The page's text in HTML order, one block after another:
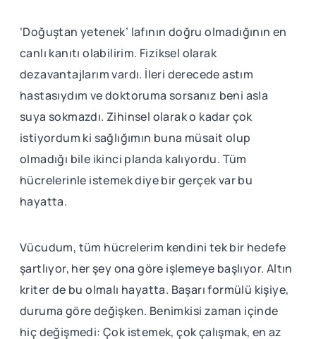
‘Doğuştan yetenek’ lafının doğru olmadığının en
canlı kanıtı olabilirim. Fiziksel olarak
dezavantajlarım vardı. İleri derecede astım
hastasıydım ve doktoruma sorsanız beni asla
suya sokmazdı. Zihinsel olarak o kadar çok
istiyordum ki sağlığımın buna müsait olup
olmadığı bile ikinci planda kalıyordu. Tüm
hücrelerinle istemek diye bir gerçek var bu
hayatta.
Vücudum, tüm hücrelerim kendini tek bir hedefe
şartlıyor, her şey ona göre işlemeye başlıyor. Altın
kriter de bu olmalı hayatta. Başarı formülü kişiye,
duruma göre değişken. Benimkisi zaman içinde
hiç değişmedi: Çok istemek, çok çalışmak, en az